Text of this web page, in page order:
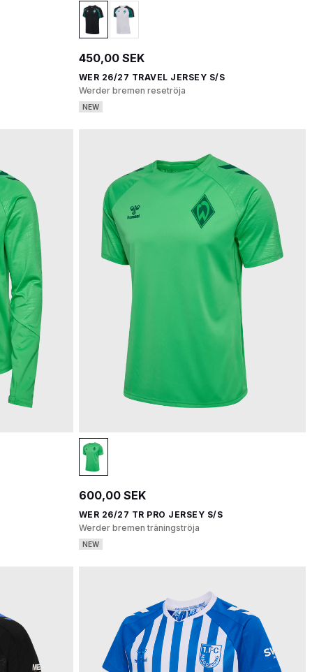
450,00 SEK
WER 26/27 TRAVEL JERSEY S/S
Werder bremen resetröja
NEW
600,00 SEK
WER 26/27 TR PRO JERSEY S/S
Werder bremen träningströja
NEW